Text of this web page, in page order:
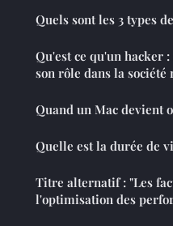
Quels sont les 3 types
Qu'est ce qu'un hacker
son rôle dans la société
Quand un Mac devient
Quelle est la durée de
Titre alternatif : "Les
l'optimisation des